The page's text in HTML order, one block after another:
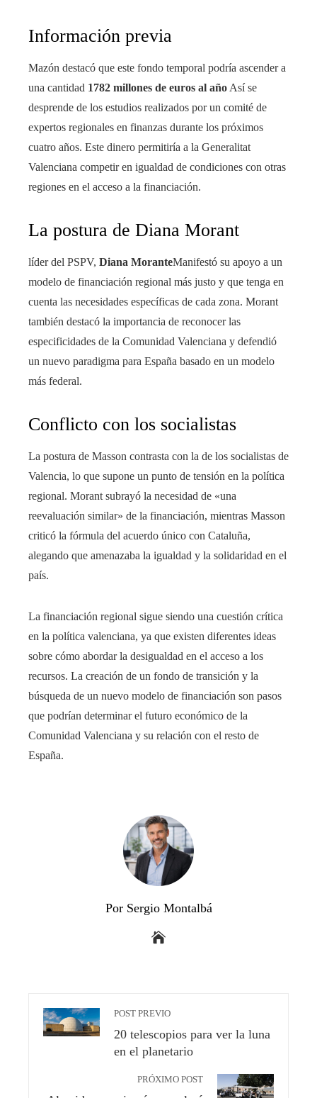
Información previa
Mazón destacó que este fondo temporal podría ascender a
una cantidad 1782 millones de euros al año Así se
desprende de los estudios realizados por un comité de
expertos regionales en finanzas durante los próximos
cuatro años. Este dinero permitiría a la Generalitat
Valenciana competir en igualdad de condiciones con otras
regiones en el acceso a la financiación.
La postura de Diana Morant
líder del PSPV, Diana MoranteManifestó su apoyo a un
modelo de financiación regional más justo y que tenga en
cuenta las necesidades específicas de cada zona. Morant
también destacó la importancia de reconocer las
especificidades de la Comunidad Valenciana y defendió
un nuevo paradigma para España basado en un modelo
más federal.
Conflicto con los socialistas
La postura de Masson contrasta con la de los socialistas de
Valencia, lo que supone un punto de tensión en la política
regional. Morant subrayó la necesidad de «una
reevaluación similar» de la financiación, mientras Masson
criticó la fórmula del acuerdo único con Cataluña,
alegando que amenazaba la igualdad y la solidaridad en el
país.
La financiación regional sigue siendo una cuestión crítica
en la política valenciana, ya que existen diferentes ideas
sobre cómo abordar la desigualdad en el acceso a los
recursos. La creación de un fondo de transición y la
búsqueda de un nuevo modelo de financiación son pasos
que podrían determinar el futuro económico de la
Comunidad Valenciana y su relación con el resto de
España.
Por Sergio Montalbá
POST PREVIO
20 telescopios para ver la luna
en el planetario
PRÓXIMO POST